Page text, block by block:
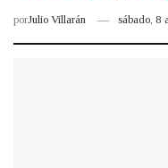
porJulio Villarán sábado, 8